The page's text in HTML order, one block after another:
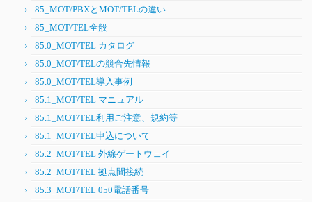
85_MOT/PBXとMOT/TELの違い
85_MOT/TEL全般
85.0_MOT/TEL カタログ
85.0_MOT/TELの競合先情報
85.0_MOT/TEL導入事例
85.1_MOT/TEL マニュアル
85.1_MOT/TEL利用ご注意、規約等
85.1_MOT/TEL申込について
85.2_MOT/TEL 外線ゲートウェイ
85.2_MOT/TEL 拠点間接続
85.3_MOT/TEL 050電話番号